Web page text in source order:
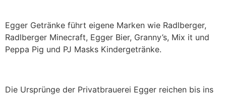
Egger Getränke führt eigene Marken wie Radlberger,
Radlberger Minecraft, Egger Bier, Granny’s, Mix it und
Peppa Pig und PJ Masks Kindergetränke.
Die Ursprünge der Privatbrauerei Egger reichen bis ins